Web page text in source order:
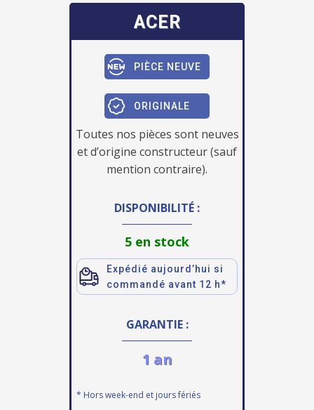
ACER
PIÈCE NEUVE
ORIGINALE
Toutes nos pièces sont neuves
et d’origine constructeur (sauf
mention contraire).
DISPONIBILITÉ :
5 en stock
Expédié aujourd’hui si
commandé avant 12 h*
GARANTIE :
1 an
* Hors week-end et jours fériés